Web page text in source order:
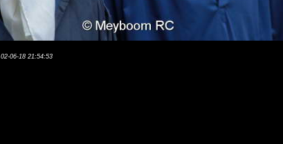
02-06-18 21:54:53